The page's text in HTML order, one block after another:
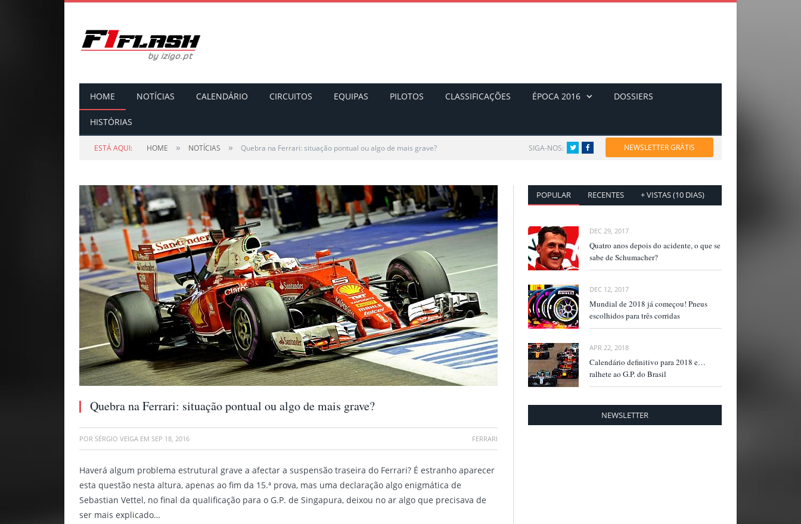
HOME NOTÍCIAS CALENDÁRIO CIRCUITOS EQUIPAS PILOTOS CLASSIFICAÇÕES ÉPOCA 2016 DOSSIERS
HISTÓRIAS
ESTÁ AQUI: HOME » NOTÍCIAS » Quebra na Ferrari: situação pontual ou algo de mais grave? SIGA-NOS: TwitterFacebook NEWSLETTER GRÁTIS
Quebra na Ferrari: situação pontual ou algo de mais grave?
POR SÉRGIO VEIGA EM SEP 18, 2016 FERRARI
Haverá algum problema estrutural grave a afectar a suspensão traseira do Ferrari? É estranho aparecer
esta questão nesta altura, apenas ao fim da 15.ª prova, mas uma declaração algo enigmática de
Sebastian Vettel, no final da qualificação para o G.P. de Singapura, deixou no ar algo que precisava de
ser mais explicado…
POPULAR RECENTES + VISTAS (10 DIAS)
DEC 29, 2017
Quatro anos depois do acidente, o que se
sabe de Schumacher?
DEC 12, 2017
Mundial de 2018 já começou! Pneus
escolhidos para três corridas
APR 22, 2018
Calendário definitivo para 2018 e…
ralhete ao G.P. do Brasil
NEWSLETTER